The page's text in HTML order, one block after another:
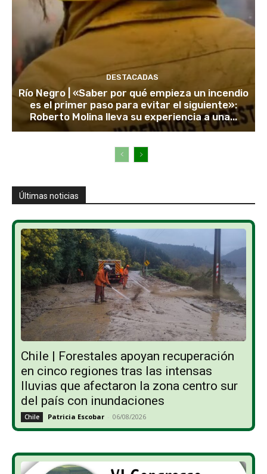
DESTACADAS
Río Negro | «Saber por qué empieza un incendio
es el primer paso para evitar el siguiente»:
Roberto Molina lleva su experiencia a una...
Últimas noticias
Chile | Forestales apoyan recuperación
en cinco regiones tras las intensas
lluvias que afectaron la zona centro sur
del país con inundaciones
Chile Patricia Escobar - 06/08/2026